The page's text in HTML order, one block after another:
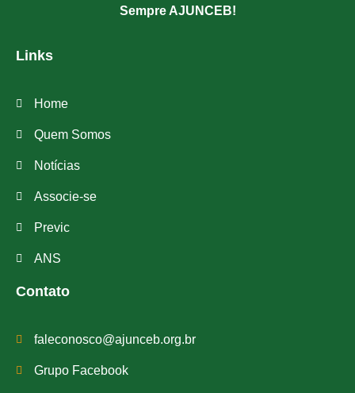
Sempre AJUNCEB!
Links
Home
Quem Somos
Notícias
Associe-se
Previc
ANS
Contato
faleconosco@ajunceb.org.br
Grupo Facebook